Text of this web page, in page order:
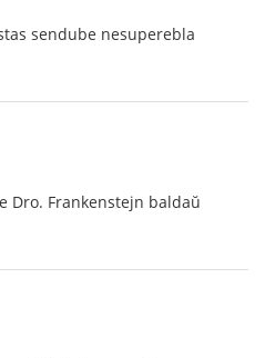
sendube nesuperebla
Dro. Frankenstejn baldaŭ